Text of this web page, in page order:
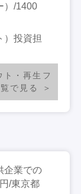
）/1400
）投資担
ト・再生フ
で見る
企業での
/東京都